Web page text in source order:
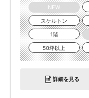
NEW
スケルトン
1階
50坪以上
詳細を見る